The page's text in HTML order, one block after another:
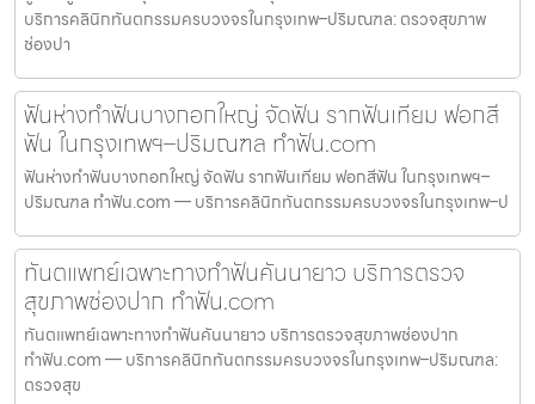
บริการคลินิกทันตกรรมครบวงจรในกรุงเทพ–ปริมณฑล: ตรวจสุขภาพ
ช่องปา
ฟันห่างทำฟันบางกอกใหญ่ จัดฟัน รากฟันเทียม ฟอกสี
ฟัน ในกรุงเทพฯ–ปริมณฑล ทำฟัน.com
ฟันห่างทำฟันบางกอกใหญ่ จัดฟัน รากฟันเทียม ฟอกสีฟัน ในกรุงเทพฯ–
ปริมณฑล ทำฟัน.com — บริการคลินิกทันตกรรมครบวงจรในกรุงเทพ–ป
ทันตแพทย์เฉพาะทางทำฟันคันนายาว บริการตรวจ
สุขภาพช่องปาก ทำฟัน.com
ทันตแพทย์เฉพาะทางทำฟันคันนายาว บริการตรวจสุขภาพช่องปาก
ทำฟัน.com — บริการคลินิกทันตกรรมครบวงจรในกรุงเทพ–ปริมณฑล:
ตรวจสุข